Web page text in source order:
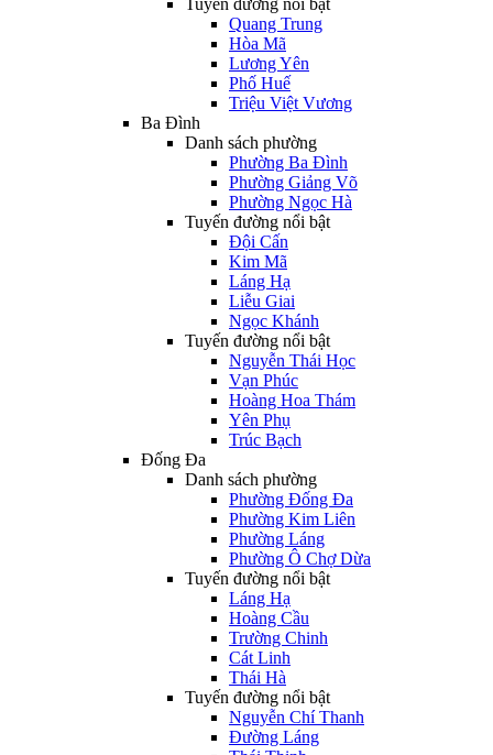
Tuyến đường nổi bật
Quang Trung
Hòa Mã
Lương Yên
Phố Huế
Triệu Việt Vương
Ba Đình
Danh sách phường
Phường Ba Đình
Phường Giảng Võ
Phường Ngọc Hà
Tuyến đường nổi bật
Đội Cấn
Kim Mã
Láng Hạ
Liễu Giai
Ngọc Khánh
Tuyến đường nổi bật
Nguyễn Thái Học
Vạn Phúc
Hoàng Hoa Thám
Yên Phụ
Trúc Bạch
Đống Đa
Danh sách phường
Phường Đống Đa
Phường Kim Liên
Phường Láng
Phường Ô Chợ Dừa
Tuyến đường nổi bật
Láng Hạ
Hoàng Cầu
Trường Chinh
Cát Linh
Thái Hà
Tuyến đường nổi bật
Nguyễn Chí Thanh
Đường Láng